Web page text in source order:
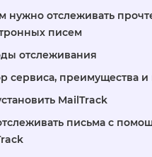
нужно отслеживать
писем
отслеживания
сервиса, преимущества и
MailTrack
письма с